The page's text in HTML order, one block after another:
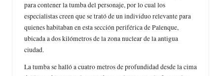
para contener la tumba del personaje, por lo cual los
especialistas creen que se trató de un individuo relevante para
quienes habitaban en esta sección periférica de Palenque,
ubicada a dos kilómetros de la zona nuclear de la antigua
ciudad.
La tumba se halló a cuatro metros de profundidad desde la cima